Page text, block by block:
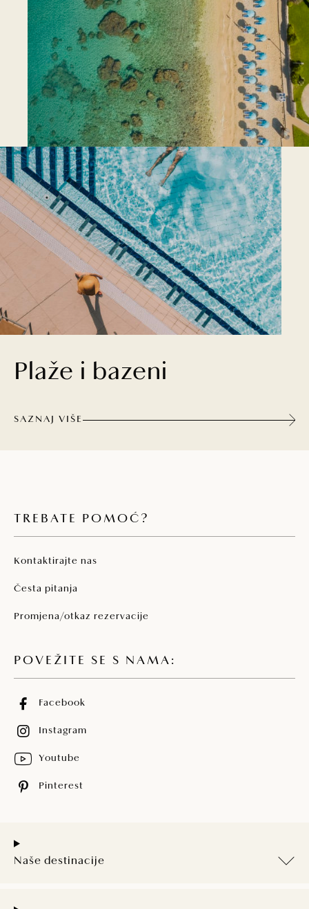
Plaže i bazeni
SAZNAJ VIŠE
TREBATE POMOĆ?
Kontaktirajte nas
Česta pitanja
Promjena/otkaz rezervacije
POVEŽITE SE S NAMA:
Facebook
Instagram
Youtube
Pinterest
Naše destinacije